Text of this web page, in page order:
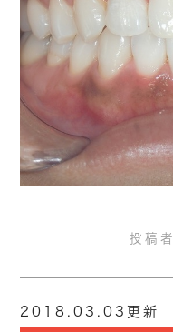
投稿
2018.03.03更新